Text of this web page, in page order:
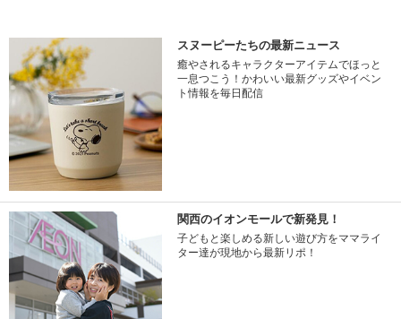
スヌーピーたちの最新ニュース
癒やされるキャラクターアイテムでほっと
一息つこう！かわいい最新グッズやイベン
ト情報を毎日配信
関西のイオンモールで新発見！
子どもと楽しめる新しい遊び方をママライ
ター達が現地から最新リポ！